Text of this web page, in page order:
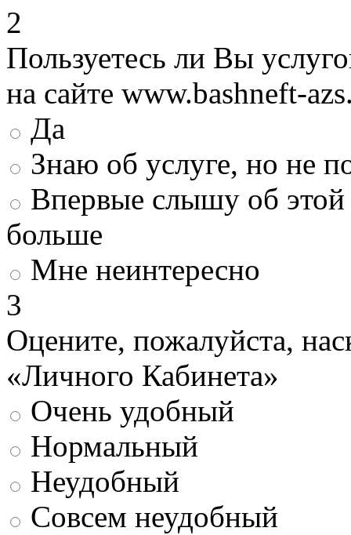
2
Пользуетесь ли Вы
на сайте www.bashneft-
Да
Знаю об услуге, но не
Впервые слышу об этой
больше
Мне неинтересно
3
Оцените, пожалуйста,
«Личного Кабинета»
Очень удобный
Нормальный
Неудобный
Совсем неудобный